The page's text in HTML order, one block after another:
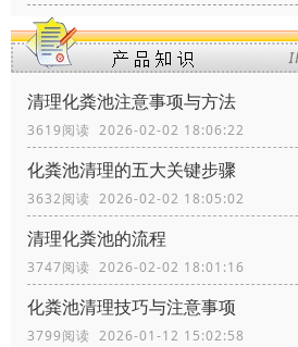
清理化粪池注意事项与方法
3619阅读 2026-02-02 18:06:22
化粪池清理的五大关键步骤
3632阅读 2026-02-02 18:05:02
清理化粪池的流程
3747阅读 2026-02-02 18:01:16
化粪池清理技巧与注意事项
3799阅读 2026-01-12 15:02:58